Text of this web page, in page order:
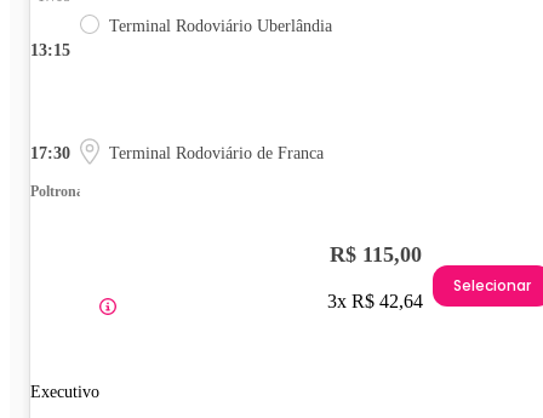
13:15
Terminal Rodoviário Uberlândia
17:30 Terminal Rodoviário de Franca
Poltrona
Executivo
R$ 115,00
3x R$ 42,64
Selecionar